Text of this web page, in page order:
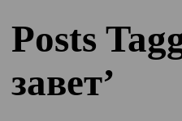
Posts
завет’